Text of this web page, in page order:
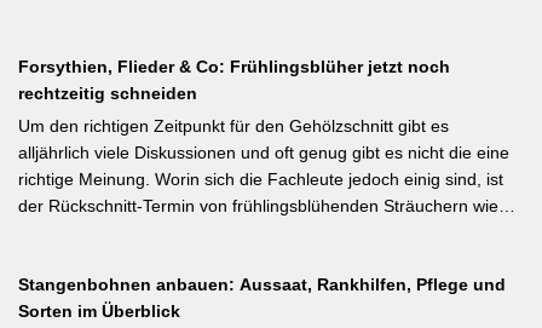
interessant: Der Artikel diskutiert, wann bei Freilandtomaten das
Ausgeizen kontraproduktiv ist – etwa bei buschigen Sorten, die
von Seitentrieben profitieren.
% der Blüten werden zu Früchten, ein rechtzeitiges Eingreifen vor
dem Junifall beugt der Alternanz (Abwechslung von
Ertragsjahren) vor. Für Äpfel und Birnen gilt: max. zwei kräftige
Früchte pro Fruchtbüschel, Abstand mindestens eine Handbreit.
Früchte in Schattenzonen vollständig entfernen.
Forsythien, Flieder & Co: Frühlingsblüher jetzt noch
rechtzeitig schneiden
Um den richtigen Zeitpunkt für den Gehölzschnitt gibt es
alljährlich viele Diskussionen und oft genug gibt es nicht die eine
richtige Meinung. Worin sich die Fachleute jedoch einig sind, ist
der Rückschnitt-Termin von frühlingsblühenden Sträuchern wie
Flieder und Zierkirsche bilden ihre Blütenknospen für das nächste
Jahr im Sommer. Der Schnitt direkt nach der Blüte (bei Flieder:
Stangenbohnen anbauen: Aussaat, Rankhilfen, Pflege und
Sorten im Überblick